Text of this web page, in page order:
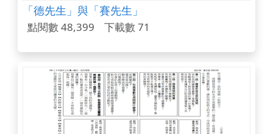
「德先生」與「賽先生」
點閱數 48,399 下載數 71